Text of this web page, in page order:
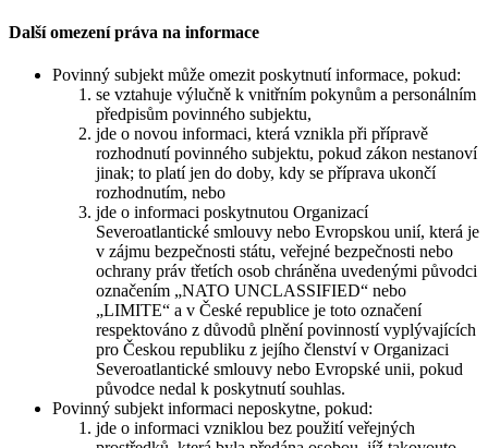
Další omezení práva na informace
Povinný subjekt může omezit poskytnutí informace, pokud:
se vztahuje výlučně k vnitřním pokynům a personálním
předpisům povinného subjektu,
jde o novou informaci, která vznikla při přípravě
rozhodnutí povinného subjektu, pokud zákon nestanoví
jinak; to platí jen do doby, kdy se příprava ukončí
rozhodnutím, nebo
jde o informaci poskytnutou Organizací
Severoatlantické smlouvy nebo Evropskou unií, která je
v zájmu bezpečnosti státu, veřejné bezpečnosti nebo
ochrany práv třetích osob chráněna uvedenými původci
označením „NATO UNCLASSIFIED“ nebo
„LIMITE“ a v České republice je toto označení
respektováno z důvodů plnění povinností vyplývajících
pro Českou republiku z jejího členství v Organizaci
Severoatlantické smlouvy nebo Evropské unii, pokud
původce nedal k poskytnutí souhlas.
Povinný subjekt informaci neposkytne, pokud:
jde o informaci vzniklou bez použití veřejných